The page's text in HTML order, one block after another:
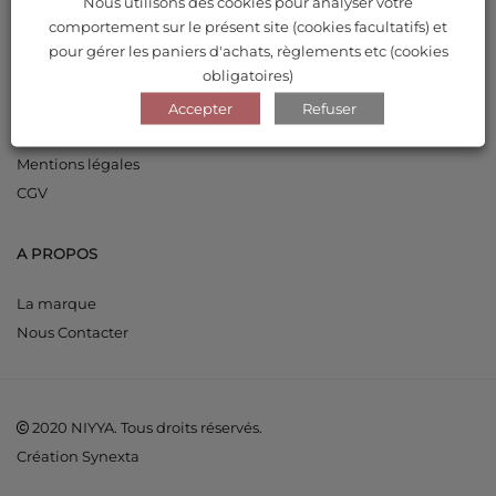
Mot de passe perdu
Mentions légales
CGV
A PROPOS
La marque
Nous Contacter
2020 NIYYA. Tous droits réservés.
Création Synexta
comportement sur le présent site (cookies facultatifs) et
pour gérer les paniers d'achats, règlements etc (cookies
obligatoires)
Accepter
Refuser